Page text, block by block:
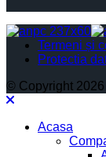
Termeni și
Protectia
© Copyright
Acasa